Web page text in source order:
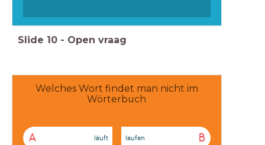
Slide 10 - Open vraag
Welches Wort findet man nicht im
Wörterbuch
A läuft B
laufen